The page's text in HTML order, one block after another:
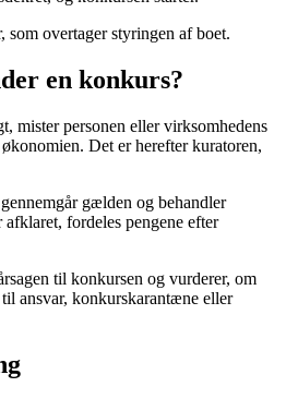
som overtager styringen af boet.
en konkurs?
mister personen eller virksomhedens
Det er herefter kuratoren,
gælden og behandler
fordeles pengene efter
til konkursen og vurderer, om
ansvar, konkurskarantæne eller